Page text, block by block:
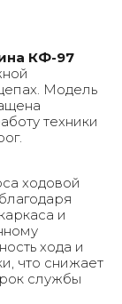
КФ-97
Модель
техники
ходовой
и
хода и
что снижает
службы